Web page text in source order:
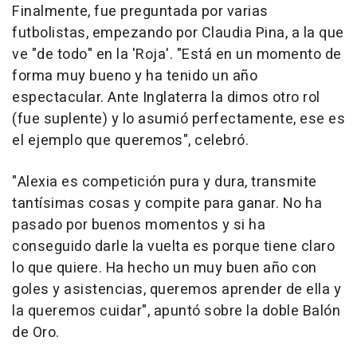
Finalmente, fue preguntada por varias
futbolistas, empezando por Claudia Pina, a la que
ve "de todo" en la 'Roja'. "Está en un momento de
forma muy bueno y ha tenido un año
espectacular. Ante Inglaterra la dimos otro rol
(fue suplente) y lo asumió perfectamente, ese es
el ejemplo que queremos", celebró.
"Alexia es competición pura y dura, transmite
tantísimas cosas y compite para ganar. No ha
pasado por buenos momentos y si ha
conseguido darle la vuelta es porque tiene claro
lo que quiere. Ha hecho un muy buen año con
goles y asistencias, queremos aprender de ella y
la queremos cuidar", apuntó sobre la doble Balón
de Oro.